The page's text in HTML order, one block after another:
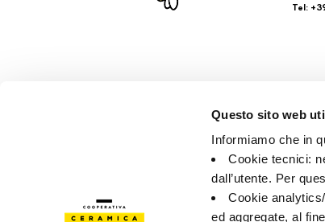
Questo sito web
Informiamo che in
Cookie tecnici:
dall’utente. Per
Cookie
ed aggregate, al
Tel: